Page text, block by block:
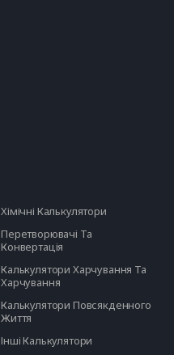
Хімічні Калькулятори
Перетворювачі Та
Конвертація
Калькулятори Харчування Та
Харчування
Калькулятори Повсякденного
Життя
Інші Калькулятори